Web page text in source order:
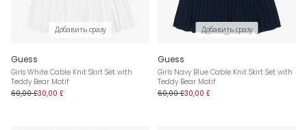
Добавить сразу
Guess
Girls White Cable Knit Skirt Set with
Teddy Bear Motif
60,00 £30,00 £
Добавить сразу
Guess
Girls Navy Blue Cable Knit Skirt Set with
Teddy Bear Motif
60,00 £30,00 £